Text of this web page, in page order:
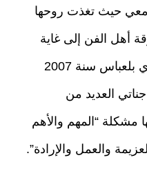
حيث تغذت روحها
سنة 2003 مع فرقة أهل الفن إلى غاية
دخولها للمسرح الجهوي لسيدي بلعباس سنة 2007
العديد من
مشكلة “المهم والأهم
والعمل والإرادة”.